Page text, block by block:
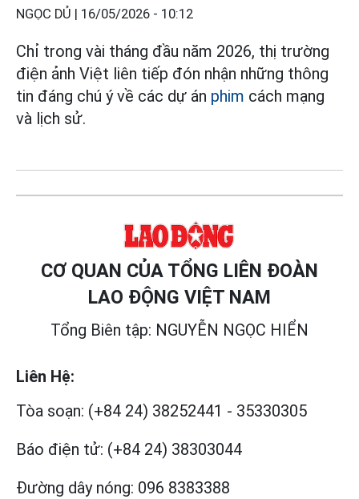
NGỌC DỦ | 16/05/2026 - 10:12
Chỉ trong vài tháng đầu năm 2026, thị trường
điện ảnh Việt liên tiếp đón nhận những thông
tin đáng chú ý về các dự án phim cách mạng
và lịch sử.
CƠ QUAN CỦA TỔNG LIÊN ĐOÀN
LAO ĐỘNG VIỆT NAM
Tổng Biên tập: NGUYỄN NGỌC HIỂN
Liên Hệ:
Tòa soạn: (+84 24) 38252441 - 35330305
Báo điện tử: (+84 24) 38303044
Đường dây nóng: 096 8383388